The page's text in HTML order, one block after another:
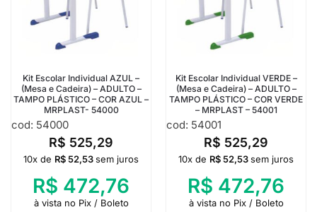
Kit Escolar Individual AZUL –
(Mesa e Cadeira) – ADULTO –
TAMPO PLÁSTICO – COR AZUL –
MRPLAST- 54000
cod: 54000
R$ 525,29
10x de R$52,53sem juros
R$ 472,76
à vista no Pix / Boleto
Kit Escolar Individual VERDE –
(Mesa e Cadeira) – ADULTO –
TAMPO PLÁSTICO – COR VERDE
– MRPLAST – 54001
cod: 54001
R$ 525,29
10x de R$52,53sem juros
R$ 472,76
à vista no Pix / Boleto